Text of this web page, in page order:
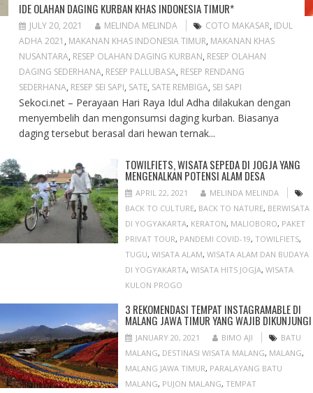
IDE OLAHAN DAGING KURBAN KHAS INDONESIA TIMUR*
JULY 20, 2021 MELINDA MELINDA COTO MAKASAR, IDUL
ADHA 2021 , MAKANAN KHAS INDONESIA TIMUR, MAKANAN KHAS
NUSANTARA, RESEP OLAHAN DAGING KURBAN, RESEP OLAHAN
DAGING SEDERHANA, RESEP PALLUBASA, RESEP RENDANG
SEDERHANA, RESEP SEI SAPI, SATE, SATE REMBIGA, SEI SAPI
Sekoci.net – Perayaan Hari Raya Idul Adha dilakukan dengan
menyembelih dan mengonsumsi daging kurban. Biasanya
daging tersebut berasal dari hewan ternak...
TOWILFIETS, WISATA SEPEDA DI JOGJA YANG
MENGENALKAN POTENSI ALAM DESA
APRIL 22, 2021
MELINDA MELINDA
BACK TO CULTURE, BACK TO NATURE, BERWISATA
DI YOGYAKARTA, KERATON, MALIOBORO, PAKET
PRIVAT TOUR, PANDEMI COVID-19,TOWILFIETS,
TUGU,WISATA ALAM,WISATA ALAM DAN BUDAYA
DI YOGYAKARTA,WISATA HITS JOGJA,WISATA
KULON PROGO
3 REKOMENDASI TEMPAT INSTAGRAMABLE DI
MALANG JAWA TIMUR YANG WAJIB DIKUNJUNGI
JANUARY 20, 2021 BIMO AJI
BATU
MALANG, DESTINASI WISATA MALANG, MALANG,
MALANG JAWA TIMUR, PARALAYANG BATU
MALANG, PUJON MALANG,TEMPAT